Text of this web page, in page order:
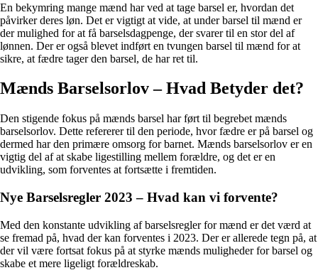
En bekymring mange mænd har ved at tage barsel er, hvordan det
påvirker deres løn. Det er vigtigt at vide, at under barsel til mænd er
der mulighed for at få barselsdagpenge, der svarer til en stor del af
lønnen. Der er også blevet indført en tvungen barsel til mænd for at
sikre, at fædre tager den barsel, de har ret til.
Mænds Barselsorlov – Hvad Betyder det?
Den stigende fokus på mænds barsel har ført til begrebet mænds
barselsorlov. Dette refererer til den periode, hvor fædre er på barsel og
dermed har den primære omsorg for barnet. Mænds barselsorlov er en
vigtig del af at skabe ligestilling mellem forældre, og det er en
udvikling, som forventes at fortsætte i fremtiden.
Nye Barselsregler 2023 – Hvad kan vi forvente?
Med den konstante udvikling af barselsregler for mænd er det værd at
se fremad på, hvad der kan forventes i 2023. Der er allerede tegn på, at
der vil være fortsat fokus på at styrke mænds muligheder for barsel og
skabe et mere ligeligt forældreskab.